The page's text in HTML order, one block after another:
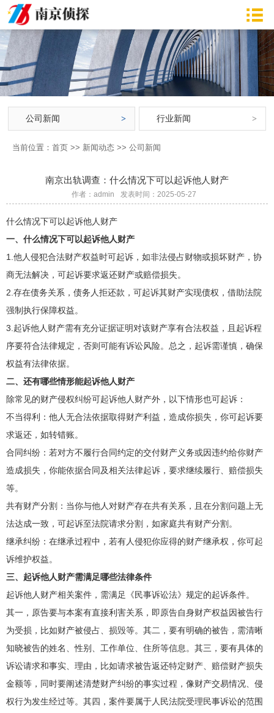
公司新闻 行业新闻
当前位置： 首页 >> 新闻动态 >> 公司新闻
南京出轨调查：什么情况下可以起诉他人财产
作者：admin 发表时间：2025-05-27
什么情况下可以起诉他人财产
一、什么情况下可以起诉他人财产
1.他人侵犯合法财产权益时可起诉，如非法侵占财物或损坏财产，协
商无法解决，可起诉要求返还财产或赔偿损失。
2.存在债务关系，债务人拒还款，可起诉其财产实现债权，借助法院
强制执行保障权益。
3.起诉他人财产需有充分证据证明对该财产享有合法权益，且起诉程
序要符合法律规定，否则可能有诉讼风险。总之，起诉需谨慎，确保
权益有法律依据。
二、还有哪些情形能起诉他人财产
除常见的财产侵权纠纷可起诉他人财产外，以下情形也可起诉：
不当得利：他人无合法依据取得财产利益，造成你损失，你可起诉要
求返还，如转错账。
合同纠纷：若对方不履行合同约定的交付财产义务或因违约给你财产
造成损失，你能依据合同及相关法律起诉，要求继续履行、赔偿损失
等。
共有财产分割：当你与他人对财产存在共有关系，且在分割问题上无
法达成一致，可起诉至法院请求分割，如家庭共有财产分割。
继承纠纷：在继承过程中，若有人侵犯你应得的财产继承权，你可起
诉维护权益。
三、起诉他人财产需满足哪些法律条件
起诉他人财产相关案件，需满足《民事诉讼法》规定的起诉条件。
其一，原告要与本案有直接利害关系，即原告自身财产权益因被告行
为受损，比如财产被侵占、损毁等。其二，要有明确的被告，需清晰
知晓被告的姓名、性别、工作单位、住所等信息。其三，要有具体的
诉讼请求和事实、理由，比如请求被告返还特定财产、赔偿财产损失
金额等，同时要阐述清楚财产纠纷的事实过程，像财产交易情况、侵
权行为发生经过等。其四，案件要属于人民法院受理民事诉讼的范围